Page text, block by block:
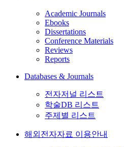
Academic Journals
Ebooks
Dissertations
Conference Materials
Reviews
Reports
Databases & Journals
전자저널 리스트
학술DB 리스트
주제별 리스트
해외전자자료 이용안내